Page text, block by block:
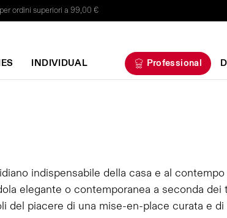
ordini superiori a 99,00 €
INDIVIDUAL Professional
indispensabile della casa e al
elegante o contemporanea a seconda
del piacere di una mise-en-place curata e di